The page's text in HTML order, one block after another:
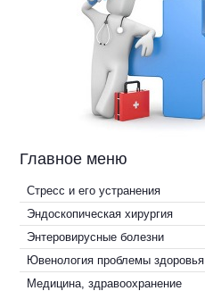
Главное меню
Стресс и его устранения
Эндоскопическая хирургия
Энтеровирусные болезни
Ювенология проблемы здоровья
Медицина, здравоохранение